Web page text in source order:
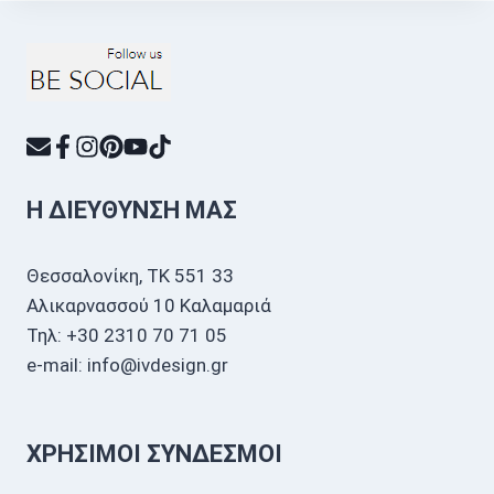
Η ΔΙΕΎΘΥΝΣΗ ΜΑΣ
Θεσσαλονίκη, ΤΚ 551 33
Αλικαρνασσού 10 Καλαμαριά
Τηλ: +30 2310 70 71 05
e-mail: info@ivdesign.gr
ΧΡΉΣΙΜΟΙ ΣΎΝΔΕΣΜΟΙ